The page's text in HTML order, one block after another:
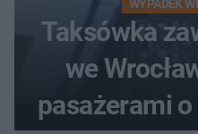
WYPADEK
Taksówka
we
pasażerami o